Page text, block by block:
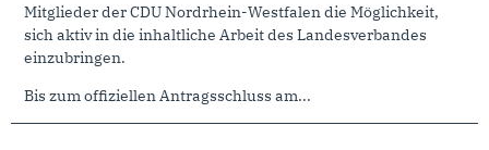
Mitglieder der CDU Nordrhein-Westfalen die Möglichkeit,
sich aktiv in die inhaltliche Arbeit des Landesverbandes
einzubringen.
Bis zum offiziellen Antragsschluss am...